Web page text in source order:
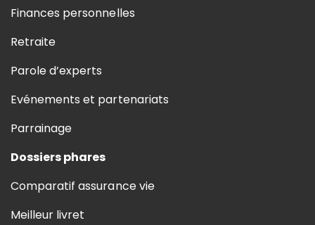
Finances personnelles
Retraite
Parole d’experts
Evénements et partenariats
Parrainage
Dossiers phares
Comparatif assurance vie
Meilleur livret